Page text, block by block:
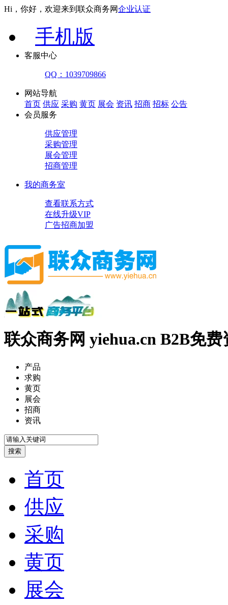
Hi，你好，欢迎来到联众商务网企业认证
手机版
客服中心
QQ：1039709866
网站导航
首页 供应 采购 黄页 展会 资讯 招商 招标 公告
会员服务
供应管理
采购管理
展会管理
招商管理
我的商务室
查看联系方式
在线升级VIP
广告招商加盟
联众商务网 yiehua.cn B2B免
产品
求购
黄页
展会
招商
资讯
首页
供应
采购
黄页
展会